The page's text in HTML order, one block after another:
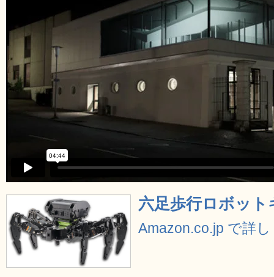
六足歩行ロボッ
Amazon.co.jp で詳